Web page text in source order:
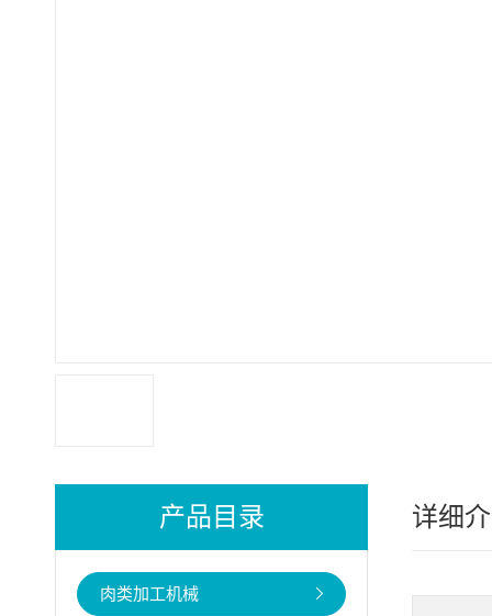
产品目录
肉类加工机械
详细